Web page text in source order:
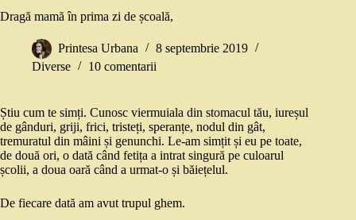
Dragă mamă în prima zi de școală,
Printesa Urbana
8 septembrie 2019
Diverse
10 comentarii
Știu cum te simți. Cunosc viermuiala din stomacul tău, iureșul
de gânduri, griji, frici, tristeți, speranțe, nodul din gât,
tremuratul din mâini și genunchi. Le-am simțit și eu pe toate,
de două ori, o dată când fetița a intrat singură pe culoarul
școlii, a doua oară când a urmat-o și băiețelul.
De fiecare dată am avut trupul ghem.